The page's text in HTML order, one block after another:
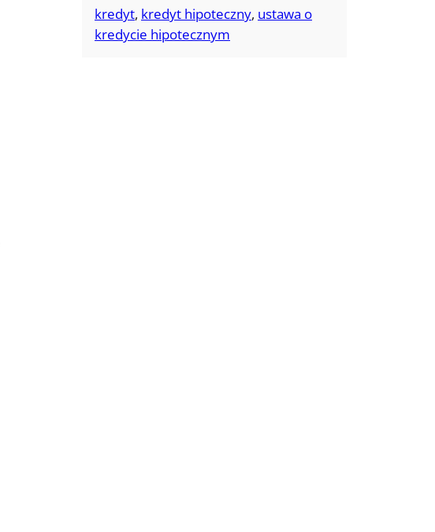
kredyt, kredyt hipoteczny, ustawa o
kredycie hipotecznym